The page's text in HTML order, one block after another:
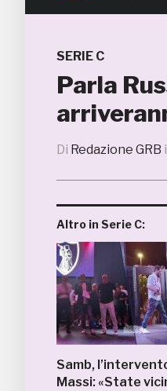
SERIE C
Parla
Di Redazione GRB
Altro in Serie C:
Samb,
Massi: «State